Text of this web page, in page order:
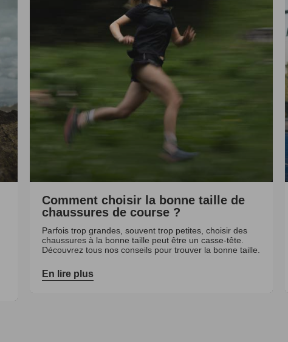
Comment choisir la bonne taille de
chaussures de course ?
Parfois trop grandes, souvent trop petites, choisir des
chaussures à la bonne taille peut être un casse-tête.
Découvrez tous nos conseils pour trouver la bonne taille.
En lire plus